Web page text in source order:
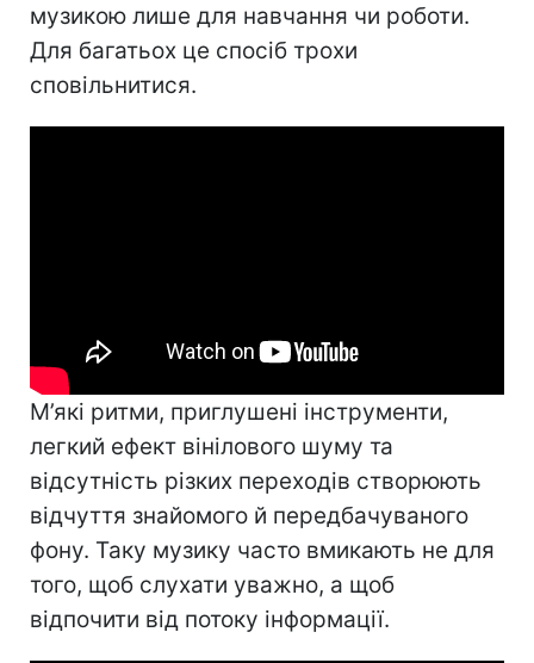
музикою лише для навчання чи роботи.
Для багатьох це спосіб трохи
сповільнитися.
М’які ритми, приглушені інструменти,
легкий ефект вінілового шуму та
відсутність різких переходів створюють
відчуття знайомого й передбачуваного
фону. Таку музику часто вмикають не для
того, щоб слухати уважно, а щоб
відпочити від потоку інформації.